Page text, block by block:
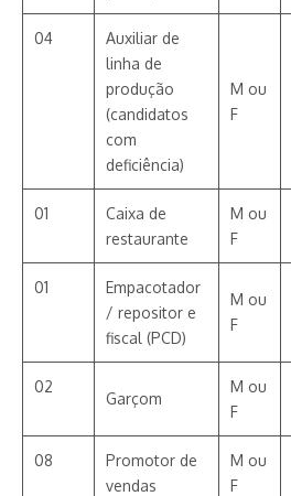
04
Auxiliar de
linha de
produção
(candidatos
com
deficiência)
M ou
F
01
Caixa de
restaurante
M ou
F
01
Empacotador
/ repositor e
fiscal (PCD)
M ou
F
02
Garçom
M ou
F
08
Promotor de
vendas
M ou
F